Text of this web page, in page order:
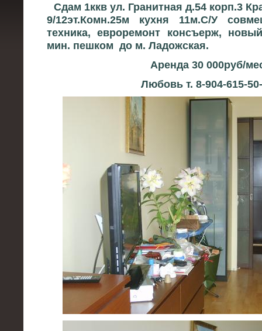
Сдам 1ккв ул. Гранитная д.54 корп.3
9/12эт.Комн.25м кухня 11м.С/У
техника, евроремонт консъерж,
мин. пешком до м. Ладожская.
Аренда 30 000руб/
Любовь т. 8-904-615-